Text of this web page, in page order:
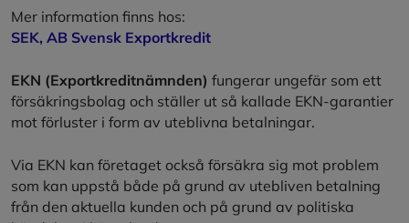
Mer information finns hos:
SEK, AB Svensk Exportkredit
EKN (Exportkreditnämnden) fungerar ungefär som ett
försäkringsbolag och ställer ut så kallade EKN-garantier
mot förluster i form av uteblivna betalningar.
Via EKN kan företaget också försäkra sig mot problem
som kan uppstå både på grund av utebliven betalning
från den aktuella kunden och på grund av politiska